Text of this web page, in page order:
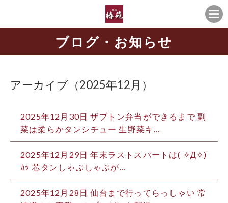
ブログ・お知らせ
アーカイブ（2025年12月）
2025年12月30日 ザブトン弁当ができるまで 副
菜は柔らかタンシチュー 生野菜キ…
2025年12月29日 年末ラストスパートは( ✧Д✧)
ｶｯ 芯タンしゃぶしゃぶが…
2025年12月28日 仙台まで行ってらっしゃい 常